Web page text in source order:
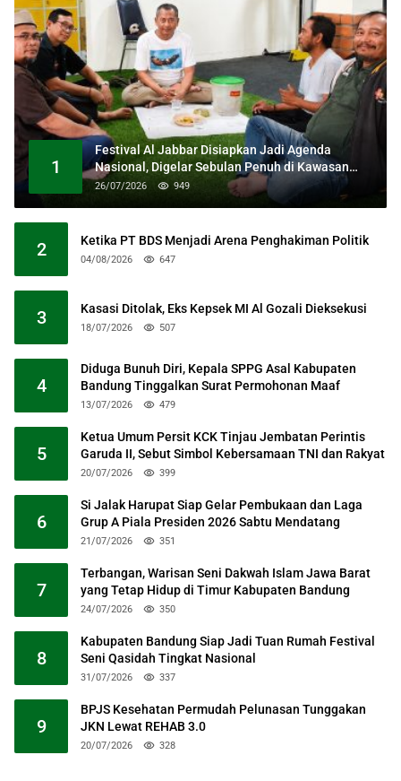
1
Festival Al Jabbar Disiapkan Jadi Agenda
Nasional, Digelar Sebulan Penuh di Kawasan
Masjid Raya Al Jabbar
26/07/2026 949
2 Ketika PT BDS Menjadi Arena Penghakiman Politik
04/08/2026 647
3 Kasasi Ditolak, Eks Kepsek MI Al Gozali Dieksekusi
18/07/2026 507
4
Diduga Bunuh Diri, Kepala SPPG Asal Kabupaten
Bandung Tinggalkan Surat Permohonan Maaf
13/07/2026 479
5
Ketua Umum Persit KCK Tinjau Jembatan Perintis
Garuda II, Sebut Simbol Kebersamaan TNI dan Rakyat
20/07/2026 399
6
Si Jalak Harupat Siap Gelar Pembukaan dan Laga
Grup A Piala Presiden 2026 Sabtu Mendatang
21/07/2026 351
7
Terbangan, Warisan Seni Dakwah Islam Jawa Barat
yang Tetap Hidup di Timur Kabupaten Bandung
24/07/2026 350
8
Kabupaten Bandung Siap Jadi Tuan Rumah Festival
Seni Qasidah Tingkat Nasional
31/07/2026 337
9
BPJS Kesehatan Permudah Pelunasan Tunggakan
JKN Lewat REHAB 3.0
20/07/2026 328